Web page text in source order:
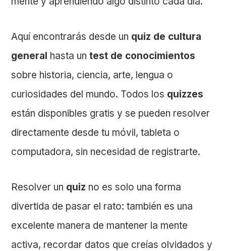
Aquí encontrarás desde un quiz de cultura
general hasta untest de conocimientos
sobre historia, ciencia, arte, lengua o
curiosidades del mundo. Todos los quizzes
están disponibles gratis y se pueden resolver
directamente desde tu móvil, tableta o
computadora, sin necesidad de registrarte.
Resolver un quiz no es solo una forma
divertida de pasar el rato: también es una
excelente manera de mantener la mente
activa, recordar datos que creías olvidados y